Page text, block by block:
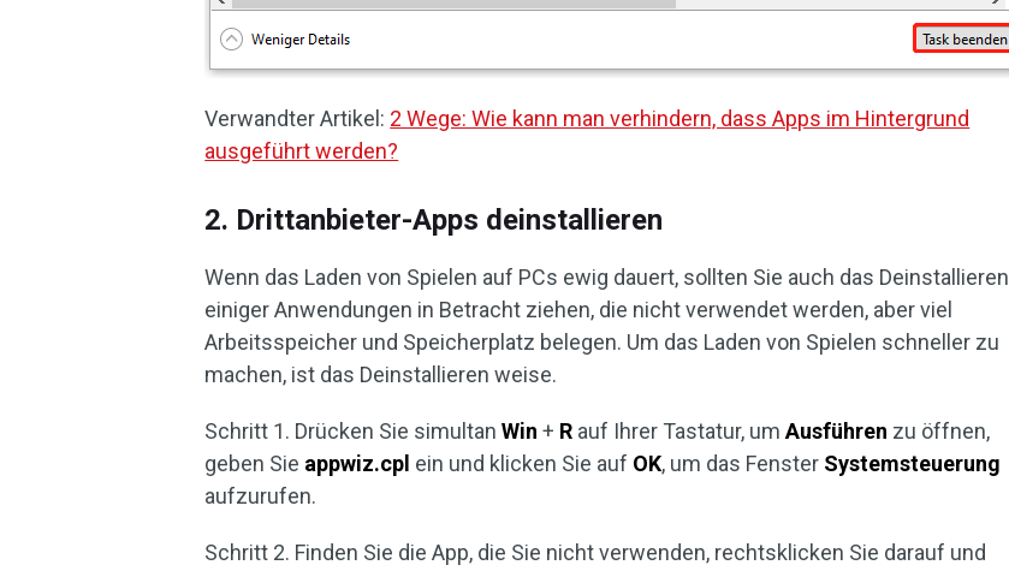
Verwandter Artikel: 2 Wege: Wie kann man verhindern, dass Apps im Hintergrund
ausgeführt werden?
2. Drittanbieter-Apps deinstallieren
Wenn das Laden von Spielen auf PCs ewig dauert, sollten Sie auch das Deinstallieren
einiger Anwendungen in Betracht ziehen, die nicht verwendet werden, aber viel
Arbeitsspeicher und Speicherplatz belegen. Um das Laden von Spielen schneller zu
machen, ist das Deinstallieren weise.
Schritt 1. Drücken Sie simultanWin+ R auf Ihrer Tastatur, umAusführen zu öffnen,
geben Sie appwiz.cpl ein und klicken Sie auf OK, um das Fenster Systemsteuerung
aufzurufen.
Schritt 2. Finden Sie die App, die Sie nicht verwenden, rechtsklicken Sie darauf und